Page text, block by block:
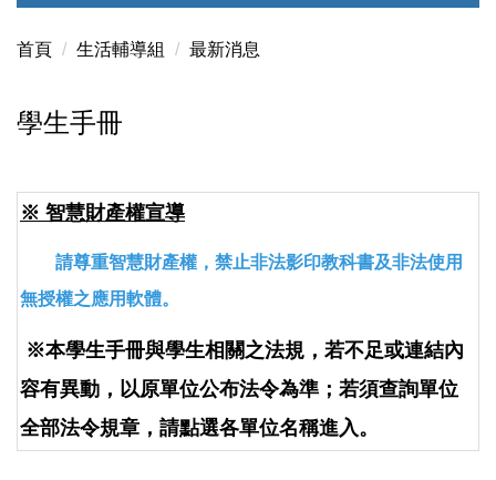
生活輔導組
最新消息
班級幹部講習
不利處境學生助學(原:弱勢助學)
五專免學費(新生)
首頁 生活輔導組 最新消息
學生手冊
※ 智慧財產權宣導
請尊重智慧財產權，禁止非法影印教科書及非法使用
無授權之應用軟體。
※本學生手冊與學生相關之法規，若不足或連結內
容有異動 ，以原單位公布法令為準； 若須查詢單位
全部法令規章，請點選各單位名稱進入。